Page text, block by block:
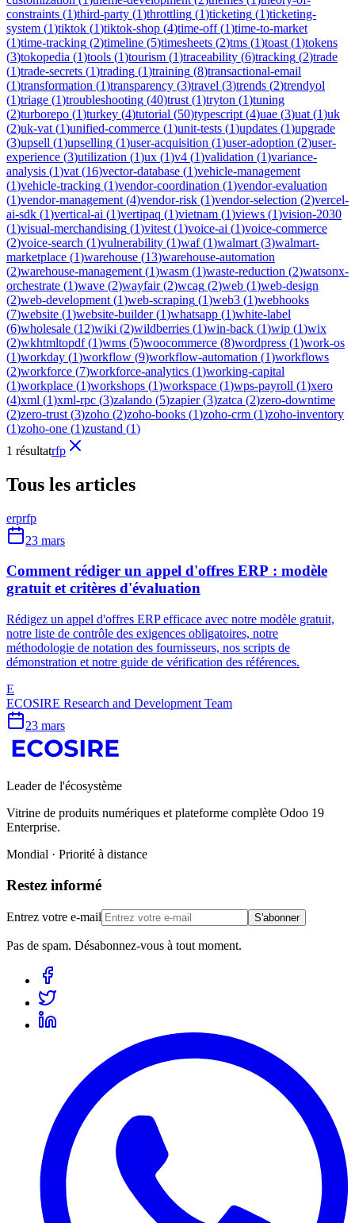
constraints (1)third-party (1)throttling (1)ticketing (1)ticketing-
system (1)tiktok (1)tiktok-shop (4)time-off(1)time-to-market
(1)time-tracking (2)timeline (5)timesheets (2)tms (1)toast (1)tokens
(3)tokopedia (1)tools (1)tourism (1)traceability (6)tracking (2)trade
(1)trade-secrets (1)trading (1)training (8)transactional-email
(1)transformation (1)transparency (3)travel (3)trends (2)trendyol
(1)triage (1)troubleshooting (40)trust (1)tryton (1)tuning
(2)turborepo (1)turkey (4)tutorial (50)typescript (4)uae (3)uat (1)uk
(2)uk-vat (1)unified-commerce (1)unit-tests (1)updates (1)upgrade
(3)upsell (1)upselling (1)user-acquisition (1)user-adoption (2)user-
experience (3)utilization (1)ux (1)v4 (1)validation (1)variance-
analysis (1)vat (16)vector-database (1)vehicle-management
(1)vehicle-tracking (1)vendor-coordination (1)vendor-evaluation
(1)vendor-management (4)vendor-risk (1)vendor-selection (2)vercel-
ai-sdk (1)vertical-ai (1)vertipaq (1)vietnam (1)views (1)vision-2030
(1)visual-merchandising (1)vitest (1)voice-ai (1)voice-commerce
(2)voice-search (1)vulnerability (1)waf(1)walmart (3)walmart-
marketplace (1)warehouse (13)warehouse-automation
(2)warehouse-management (1)wasm (1)waste-reduction (2)watsonx-
orchestrate (1)wave (2)wayfair(2)wcag (2)web (1)web-design
(2)web-development (1)web-scraping (1)web3 (1)webhooks
(7)website (1)website-builder(1)whatsapp (1)white-label
(6)wholesale (12)wiki (2)wildberries (1)win-back (1)wip (1)wix
(2)wkhtmltopdf(1)wms (5)woocommerce (8)wordpress (1)work-os
(1)workday (1)workflow (9)workflow-automation (1)workflows
(2)workforce (7)workforce-analytics (1)working-capital
(1)workplace (1)workshops (1)workspace (1)wps-payroll (1)xero
(4)xml (1)xml-rpc (3)zalando (5)zapier(3)zatca (2)zero-downtime
(2)zero-trust (3)zoho (2)zoho-books (1)zoho-crm (1)zoho-inventory
(1)zoho-one (1)zustand (1)
1 résultatrfp
Tous les articles
erprfp
23 mars
Comment rédiger un appel d'offres ERP : modèle
gratuit et critères d'évaluation
Rédigez un appel d'offres ERP efficace avec notre modèle gratuit,
notre liste de contrôle des exigences obligatoires, notre
méthodologie de notation des fournisseurs, nos scripts de
démonstration et notre guide de vérification des références.
E
ECOSIRE Research and Development Team
23 mars
Leader de l'écosystème
Vitrine de produits numériques et plateforme complète Odoo 19
Enterprise.
Mondial · Priorité à distance
Restez informé
Entrez votre e-mail S'abonner
Pas de spam. Désabonnez-vous à tout moment.